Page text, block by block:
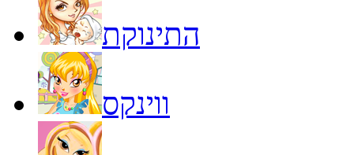
התינוקת
ווינקס